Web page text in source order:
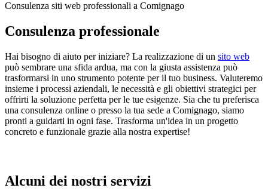
Consulenza siti web professionali a Comignago
Consulenza professionale
Hai bisogno di aiuto per iniziare? La realizzazione di un sito web
può sembrare una sfida ardua, ma con la giusta assistenza può
trasformarsi in uno strumento potente per il tuo business. Valuteremo
insieme i processi aziendali, le necessità e gli obiettivi strategici per
offrirti la soluzione perfetta per le tue esigenze. Sia che tu preferisca
una consulenza online o presso la tua sede a Comignago, siamo
pronti a guidarti in ogni fase. Trasforma un'idea in un progetto
concreto e funzionale grazie alla nostra expertise!
Alcuni dei nostri servizi